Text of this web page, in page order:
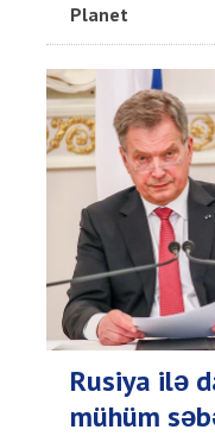
Planet
Rusiya ilə
mühüm